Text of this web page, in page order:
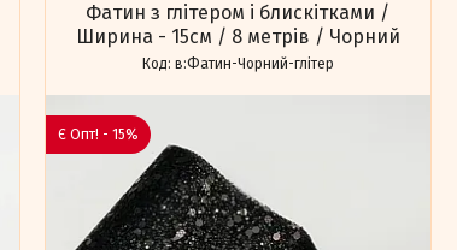
Фатин з глітером і блискітками /
Ширина - 15см / 8 метрів / Чорний
в:Фатин-Чорний-глітер
Є Опт! - 15%